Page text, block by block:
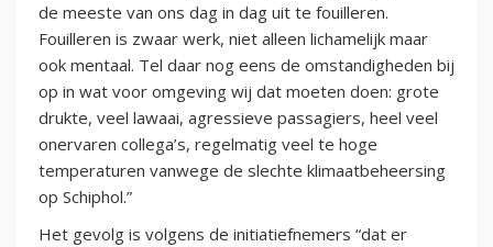
de meeste van ons dag in dag uit te fouilleren.
Fouilleren is zwaar werk, niet alleen lichamelijk maar
ook mentaal. Tel daar nog eens de omstandigheden bij
op in wat voor omgeving wij dat moeten doen: grote
drukte, veel lawaai, agressieve passagiers, heel veel
onervaren collega’s, regelmatig veel te hoge
temperaturen vanwege de slechte klimaatbeheersing
op Schiphol.”
Het gevolg is volgens de initiatiefnemers “dat er